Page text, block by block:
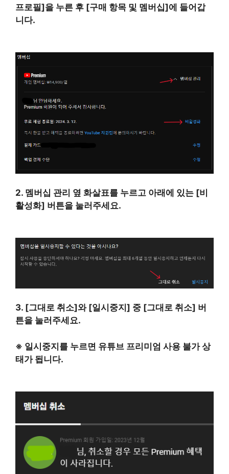
프로필]을 누른 후 [구매 항목 및 멤버십]에 들어갑
니다.
2. 멤버십 관리 옆 화살표를 누르고 아래에 있는 [비
활성화] 버튼을 눌러주세요.
3. [그대로 취소]와 [일시중지] 중 [그대로 취소] 버
튼을 눌러주세요.
※ 일시중지를 누르면 유튜브 프리미엄 사용 불가 상
태가 됩니다.